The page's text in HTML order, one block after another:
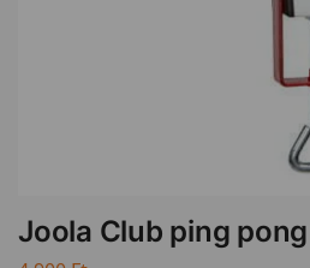
Joola Club ping